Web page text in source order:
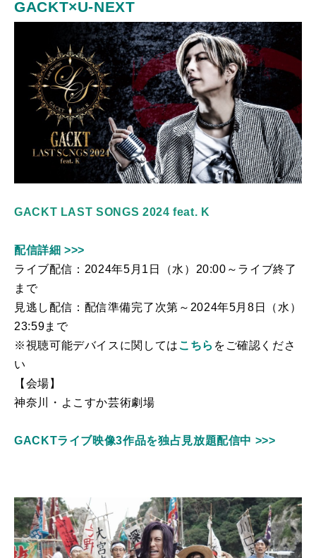
GACKT×U-NEXT
GACKT LAST SONGS 2024 feat. K
配信詳細 >>>
ライブ配信： 2024年5 月 1 日（水） 20:00 ～ライブ終了
まで
見逃し配信：配信準備完了次第～ 2024年5月8 日（水）
23:59まで
※視聴可能デバイスに関してはこちら をご確認くださ
い
【会場】
神奈川・よこすか芸術劇場
GACKTライブ映像3作品を独占見放題配信中 >>>